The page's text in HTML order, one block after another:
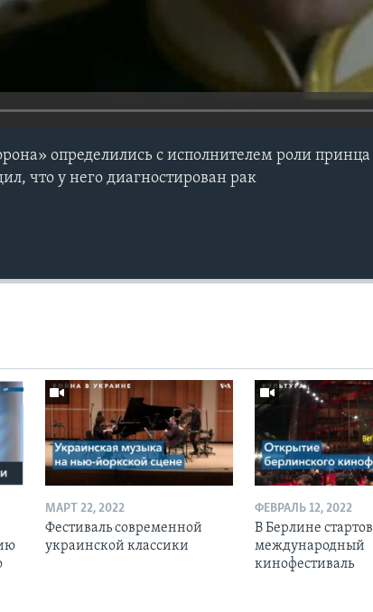
определились с исполнителем роли принца
что у него диагностирован рак
МАРТ 22, 2022
Фестиваль современной
украинской классики
ФЕВРАЛЬ 12, 2022
В Берлине
международный
кинофестиваль